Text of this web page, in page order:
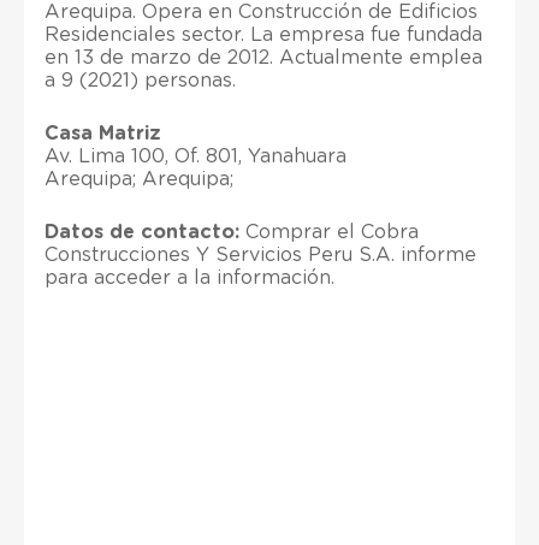
Arequipa. Opera en Construcción de Edificios
Residenciales sector. La empresa fue fundada
en 13 de marzo de 2012. Actualmente emplea
a 9 (2021) personas.
Casa Matriz
Av. Lima 100, Of. 801, Yanahuara
Arequipa; Arequipa;
Datos de contacto: Comprar el Cobra
Construcciones Y Servicios Peru S.A. informe
para acceder a la información.